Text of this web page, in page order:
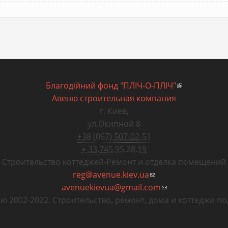
Благодiйний фонд "ПЛIЧ-О-ПЛIЧ"(внешняя
Авеню строительная компания
г. Киев,
ул.Окипной 8
+38 (067) 507-02-51
+ 33.745.95.28.19
Строительство коттеджей-Ремонт и отделка помещений
reg@avenue.kiev.ua(ссылка для
avenuekievua@gmail.com(ссылка для
2002-2022. Строительство, ремонт, дома и коттеджи